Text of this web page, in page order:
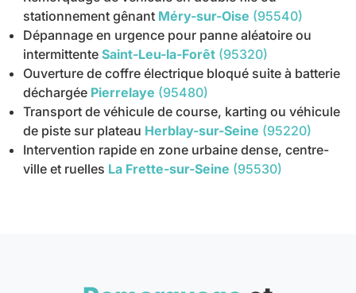
stationnement gênant Méry-sur-Oise (95540)
Dépannage en urgence pour panne aléatoire ou
intermittente Saint-Leu-la-Forêt (95320)
Ouverture de coffre électrique bloqué suite à batterie
déchargée Pierrelaye (95480)
Transport de véhicule de course, karting ou véhicule
de piste sur plateau Herblay-sur-Seine (95220)
Intervention rapide en zone urbaine dense, centre-
ville et ruelles La Frette-sur-Seine (95530)